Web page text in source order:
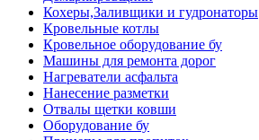
Кохеры,Заливщики и гудронаторы
Кровельные котлы
Кровельное оборудование бу
Машины для ремонта дорог
Нагреватели асфальта
Нанесение разметки
Отвалы щетки ковши
Оборудование бу